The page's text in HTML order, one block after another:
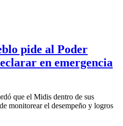
pide al Poder
en emergencia
que el Midis dentro de sus
monitorear el desempeño y logros